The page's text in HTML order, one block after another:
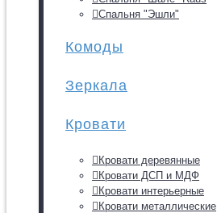
Спальня "Эшли"
Комоды
Зеркала
Кровати
Кровати деревянные
Кровати ДСП и МДФ
Кровати интерьерные
Кровати металлические